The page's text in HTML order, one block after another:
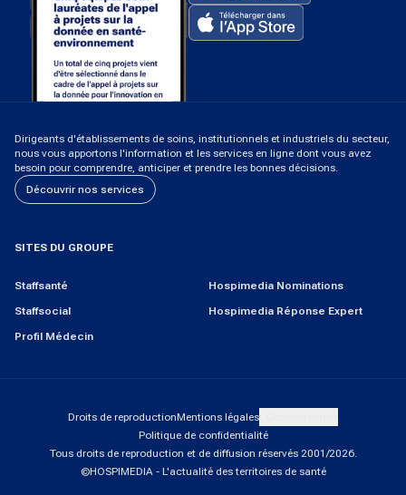
Dirigeants d'établissements de soins, institutionnels et industriels du secteur,
nous vous apportons l'information et les services en ligne dont vous avez
besoin pour comprendre, anticiper et prendre les bonnes décisions.
Découvrir nos services
SITES DU GROUPE
Staffsanté
Staffsocial
Profil Médecin
Hospimedia Nominations
Hospimedia Réponse Expert
Droits de reproductionMentions légales
Politique de confidentialité
Tous droits de reproduction et de diffusion réservés 2001/2026.
©HOSPIMEDIA - L'actualité des territoires de santé